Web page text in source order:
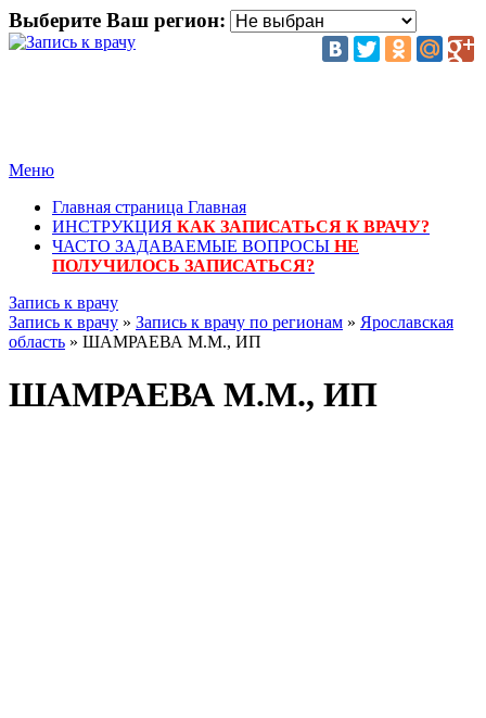
Выберите Ваш регион:
Меню
Главная страница Главная
ИНСТРУКЦИЯ КАК ЗАПИСАТЬСЯ К ВРАЧУ?
ЧАСТО ЗАДАВАЕМЫЕ ВОПРОСЫ НЕ
ПОЛУЧИЛОСЬ ЗАПИСАТЬСЯ?
Запись к врачу
Запись к врачу » Запись к врачу по регионам » Ярославская
область » ШАМРАЕВА М.М., ИП
ШАМРАЕВА М.М., ИП